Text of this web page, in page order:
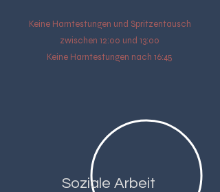
Keine Harntestungen und Spritzentausch
zwischen 12:00 und 13:00
Keine Harntestungen nach 16:45
Soziale Arbeit